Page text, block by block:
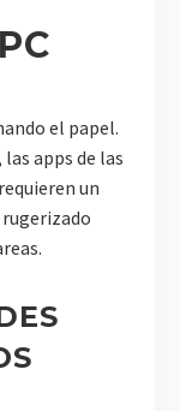
el papel.
apps de las
un